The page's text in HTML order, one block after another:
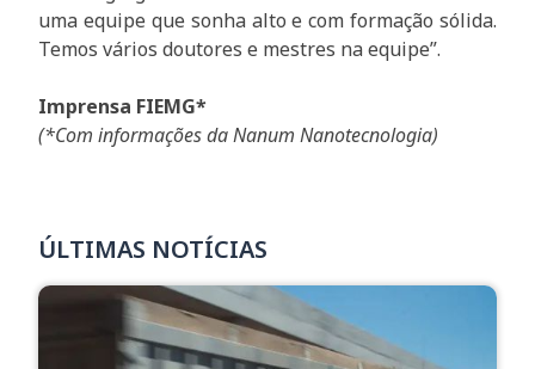
uma equipe que sonha alto e com formação sólida.
Temos vários doutores e mestres na equipe”.
Imprensa FIEMG*
(*Com informações da Nanum Nanotecnologia)
ÚLTIMAS NOTÍCIAS